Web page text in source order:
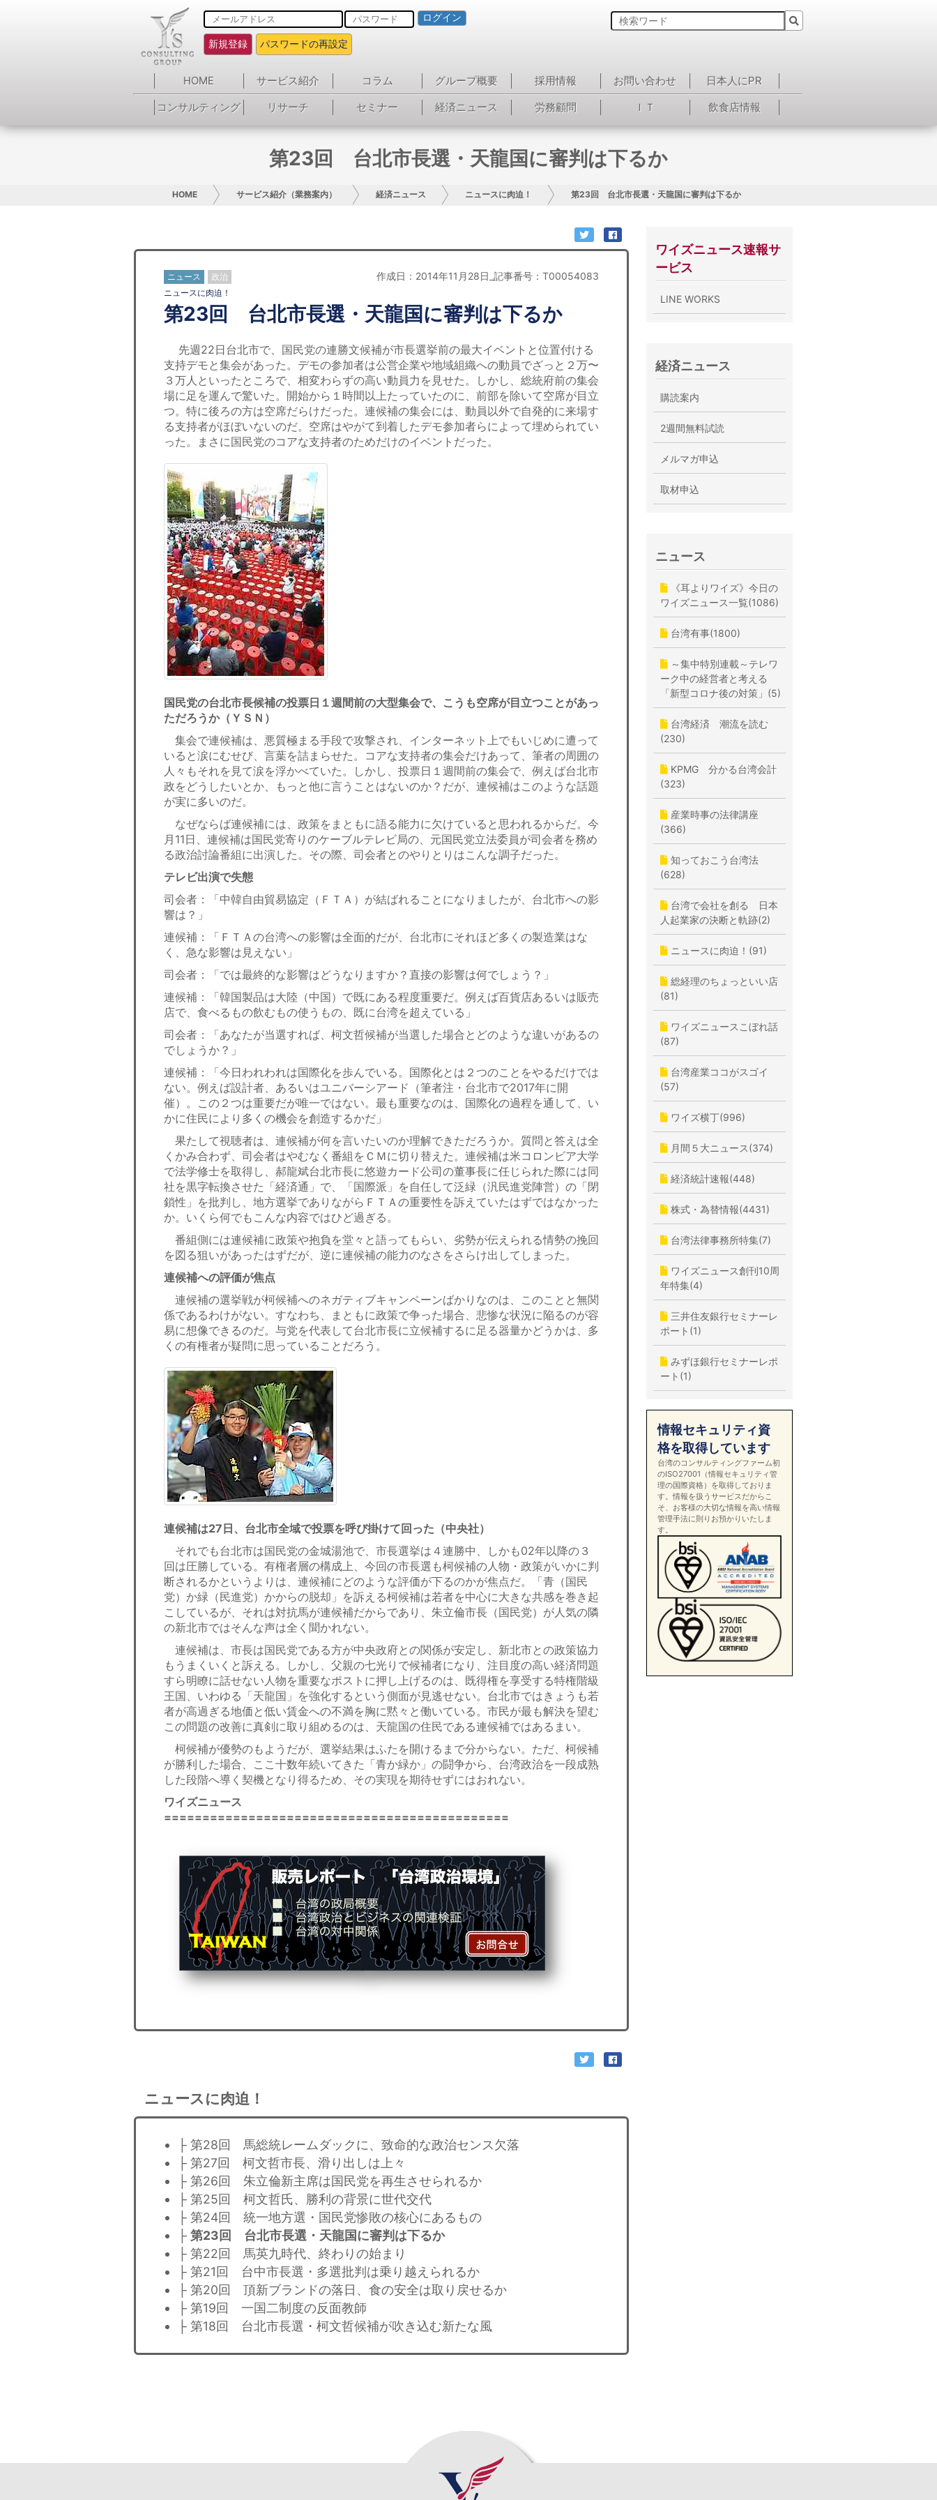
ログイン
新規登録 パスワードの再設定
HOME サービス紹介 コラム グループ概要 採用情報 お問い合わせ
日本人にPR
コンサルティング
リサーチ セミナー 経済ニュース 労務顧問 ＩＴ 飲食店情報
第23回 台北市長選・天龍国に審判は下るか
HOME サービス紹介（業務案内） 経済ニュース ニュースに肉迫！ 第23回 台北市長選・天龍国に審判は下るか
ニュース 政治 作成日：2014年11月28日_記事番号：T00054083
ニュースに肉迫！
第23回 台北市長選・天龍国に審判は下るか
先週22日台北市で、国民党の連勝文候補が市長選挙前の最大イベントと位置付ける
支持デモと集会があった。デモの参加者は公営企業や地域組織への動員でざっと２万〜
３万人といったところで、相変わらずの高い動員力を見せた。しかし、総統府前の集会
場に足を運んで驚いた。開始から１時間以上たっていたのに、前部を除いて空席が目立
つ。特に後ろの方は空席だらけだった。連候補の集会には、動員以外で自発的に来場す
る支持者がほぼいないのだ。空席はやがて到着したデモ参加者らによって埋められてい
った。まさに国民党のコアな支持者のためだけのイベントだった。
国民党の台北市長候補の投票日１週間前の大型集会で、こうも空席が目立つことがあっ
ただろうか（ＹＳＮ）
集会で連候補は、悪質極まる手段で攻撃され、インターネット上でもいじめに遭って
いると涙にむせび、言葉を詰まらせた。コアな支持者の集会だけあって、筆者の周囲の
人々もそれを見て涙を浮かべていた。しかし、投票日１週間前の集会で、例えば台北市
政をどうしたいとか、もっと他に言うことはないのか？だが、連候補はこのような話題
が実に多いのだ。
なぜならば連候補には、政策をまともに語る能力に欠けていると思われるからだ。今
月11日、連候補は国民党寄りのケーブルテレビ局の、元国民党立法委員が司会者を務め
る政治討論番組に出演した。その際、司会者とのやりとりはこんな調子だった。
テレビ出演で失態
司会者：「中韓自由貿易協定（ＦＴＡ）が結ばれることになりましたが、台北市への影
響は？」
連候補：「ＦＴＡの台湾への影響は全面的だが、台北市にそれほど多くの製造業はな
く、急な影響は見えない」
司会者：「では最終的な影響はどうなりますか？直接の影響は何でしょう？」
連候補：「韓国製品は大陸（中国）で既にある程度重要だ。例えば百貨店あるいは販売
店で、食べるもの飲むもの使うもの、既に台湾を超えている」
司会者：「あなたが当選すれば、柯文哲候補が当選した場合とどのような違いがあるの
でしょうか？」
連候補：「今日われわれは国際化を歩んでいる。国際化とは２つのことをやるだけでは
ない。例えば設計者、あるいはユニバーシアード（筆者注・台北市で2017年に開
催）。この２つは重要だが唯一ではない。最も重要なのは、国際化の過程を通して、い
かに住民により多くの機会を創造するかだ」
果たして視聴者は、連候補が何を言いたいのか理解できただろうか。質問と答えは全
くかみ合わず、司会者はやむなく番組をＣＭに切り替えた。連候補は米コロンビア大学
で法学修士を取得し、郝龍斌台北市長に悠遊カード公司の董事長に任じられた際には同
社を黒字転換させた「経済通」で、「国際派」を自任して泛緑（汎民進党陣営）の「閉
鎖性」を批判し、地方選挙でありながらＦＴＡの重要性を訴えていたはずではなかった
か。いくら何でもこんな内容ではひど過ぎる。
番組側には連候補に政策や抱負を堂々と語ってもらい、劣勢が伝えられる情勢の挽回
を図る狙いがあったはずだが、逆に連候補の能力のなさをさらけ出してしまった。
連候補への評価が焦点
連候補の選挙戦が柯候補へのネガティブキャンペーンばかりなのは、このことと無関
係であるわけがない。すなわち、まともに政策で争った場合、悲惨な状況に陥るのが容
易に想像できるのだ。与党を代表して台北市長に立候補するに足る器量かどうかは、多
くの有権者が疑問に思っていることだろう。
連候補は27日、台北市全域で投票を呼び掛けて回った（中央社）
それでも台北市は国民党の金城湯池で、市長選挙は４連勝中、しかも02年以降の３
回は圧勝している。有権者層の構成上、今回の市長選も柯候補の人物・政策がいかに判
断されるかというよりは、連候補にどのような評価が下るのかが焦点だ。「青（国民
党）か緑（民進党）かからの脱却」を訴える柯候補は若者を中心に大きな共感を巻き起
こしているが、それは対抗馬が連候補だからであり、朱立倫市長（国民党）が人気の隣
の新北市ではそんな声は全く聞かれない。
連候補は、市長は国民党である方が中央政府との関係が安定し、新北市との政策協力
もうまくいくと訴える。しかし、父親の七光りで候補者になり、注目度の高い経済問題
すら明瞭に話せない人物を重要なポストに押し上げるのは、既得権を享受する特権階級
王国、いわゆる「天龍国」を強化するという側面が見逃せない。台北市ではきょうも若
者が高過ぎる地価と低い賃金への不満を胸に黙々と働いている。市民が最も解決を望む
この問題の改善に真剣に取り組めるのは、天龍国の住民である連候補ではあるまい。
柯候補が優勢のもようだが、選挙結果はふたを開けるまで分からない。ただ、柯候補
が勝利した場合、ここ十数年続いてきた「青か緑か」の闘争から、台湾政治を一段成熟
した段階へ導く契機となり得るため、その実現を期待せずにはおれない。
ワイズニュース
=============================================
ニュースに肉迫！
├ 第28回 馬総統レームダックに、致命的な政治センス欠落
├ 第27回 柯文哲市長、滑り出しは上々
├ 第26回 朱立倫新主席は国民党を再生させられるか
├ 第25回 柯文哲氏、勝利の背景に世代交代
├ 第24回 統一地方選・国民党惨敗の核心にあるもの
├ 第23回 台北市長選・天龍国に審判は下るか
├ 第22回 馬英九時代、終わりの始まり
├ 第21回 台中市長選・多選批判は乗り越えられるか
├ 第20回 頂新ブランドの落日、食の安全は取り戻せるか
├ 第19回 一国二制度の反面教師
├ 第18回 台北市長選・柯文哲候補が吹き込む新たな風
ワイズニュース速報サ
ービス
LINE WORKS
経済ニュース
購読案内
2週間無料試読
メルマガ申込
取材申込
ニュース
《耳よりワイズ》今日の
ワイズニュース一覧(1086)
台湾有事(1800)
～集中特別連載～テレワ
ーク中の経営者と考える
「新型コロナ後の対策」(5)
台湾経済 潮流を読む
(230)
KPMG 分かる台湾会計
(323)
産業時事の法律講座
(366)
知っておこう台湾法
(628)
台湾で会社を創る 日本
人起業家の決断と軌跡(2)
ニュースに肉迫！(91)
総経理のちょっといい店
(81)
ワイズニュースこぼれ話
(87)
台湾産業ココがスゴイ
(57)
ワイズ横丁(996)
月間５大ニュース(374)
経済統計速報(448)
株式・為替情報(4431)
台湾法律事務所特集(7)
ワイズニュース創刊10周
年特集(4)
三井住友銀行セミナーレ
ポート(1)
みずほ銀行セミナーレポ
ート(1)
情報セキュリティ資
格を取得しています
台湾のコンサルティングファーム初
のISO27001（情報セキュリティ管
理の国際資格）を取得しておりま
す。情報を扱うサービスだからこ
そ、お客様の大切な情報を高い情報
管理手法に則りお預かりいたしま
す。